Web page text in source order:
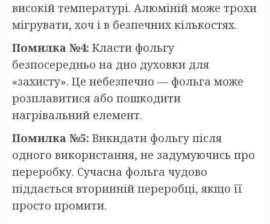
високій температурі. Алюміній може трохи
мігрувати, хоч і в безпечних кількостях.
Помилка №4: Класти фольгу
безпосередньо на дно духовки для
«захисту». Це небезпечно — фольга може
розплавитися або пошкодити
нагрівальний елемент.
Помилка №5: Викидати фольгу після
одного використання, не задумуючись про
переробку. Сучасна фольга чудово
піддається вторинній переробці, якщо її
просто промити.